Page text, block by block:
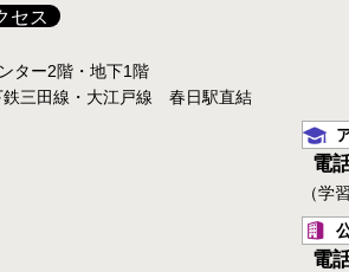
セス
ター2階・地下1階
三田線・大江戸線 春日駅直結
電
（学
電